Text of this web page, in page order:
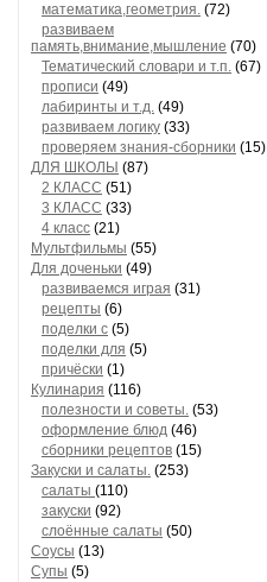
математика,геометрия. (72)
развиваем
память,внимание,мышление (70)
Тематический словари и т.п. (67)
прописи (49)
лабиринты и т.д. (49)
развиваем логику (33)
проверяем знания-сборники (15)
ДЛЯ ШКОЛЫ (87)
2 КЛАСС (51)
3 КЛАСС (33)
4 класс (21)
Мультфильмы (55)
Для доченьки (49)
развиваемся играя (31)
рецепты (6)
поделки с (5)
поделки для (5)
причёски (1)
Кулинария (116)
полезности и советы. (53)
оформление блюд (46)
сборники рецептов (15)
Закуски и салаты. (253)
салаты (110)
закуски (92)
слоённые салаты (50)
Соусы (13)
Супы (5)